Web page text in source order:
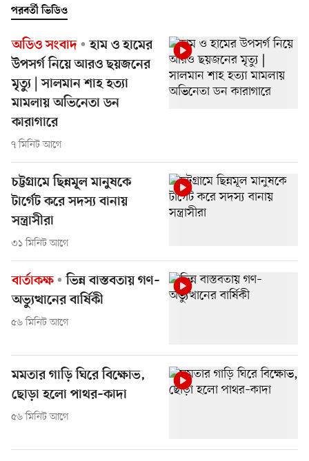
পরবর্তী ভিডিও
অডিও সংবাদ
হাম ও হামের
উপসর্গ নিয়ে আরও ছয়জনের
মৃত্যু | সালমান শাহ হত্যা
মামলায় অভিনেতা ডন
কারাগারে
৭ মিনিট আগে
চট্টগ্রামে ছিন্নমূল মানুষকে
টার্গেট করে সদস্য বানায়
সন্ত্রাসীরা
৩১ মিনিট আগে
বার্তাকক্ষ
ভিন্ন বাস্তবতায় গণ–
অভ্যুত্থানের বার্ষিকী
৫৬ মিনিট আগে
মমতার গাড়ি ঘিরে বিক্ষোভ,
ছোড়া হলো পাথর–কাদা
৫৬ মিনিট আগে